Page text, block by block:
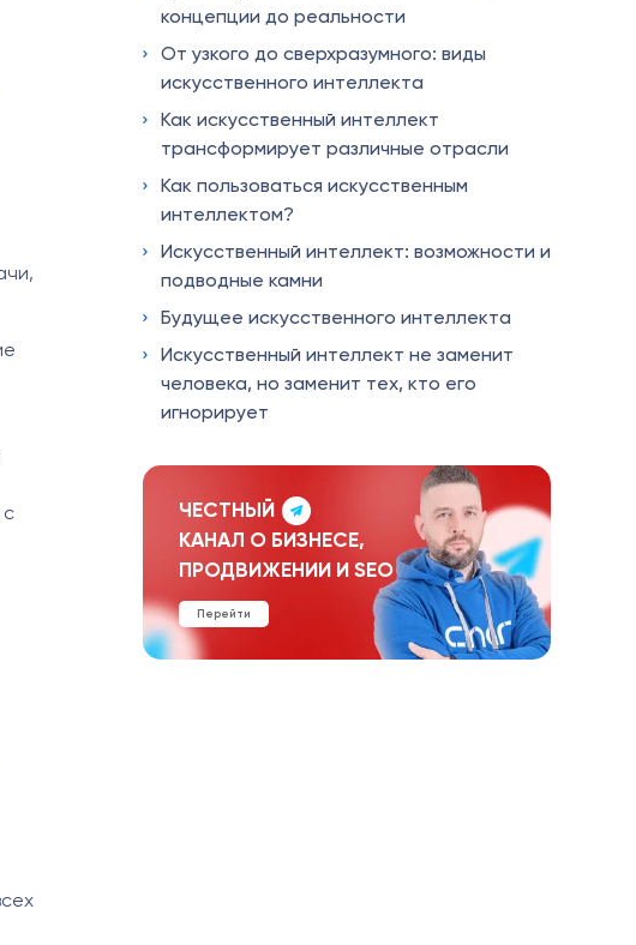
концепции до реальности
От узкого до сверхразумного: виды
искусственного интеллекта
Как искусственный интеллект
трансформирует различные отрасли
Как пользоваться искусственным
интеллектом?
Искусственный интеллект: возможности и
подводные камни
Будущее искусственного интеллекта
Искусственный интеллект не заменит
человека, но заменит тех, кто его
игнорирует
ЧЕСТНЫЙ
КАНАЛ О БИЗНЕСЕ,
ПРОДВИЖЕНИИ И SEO
Перейти